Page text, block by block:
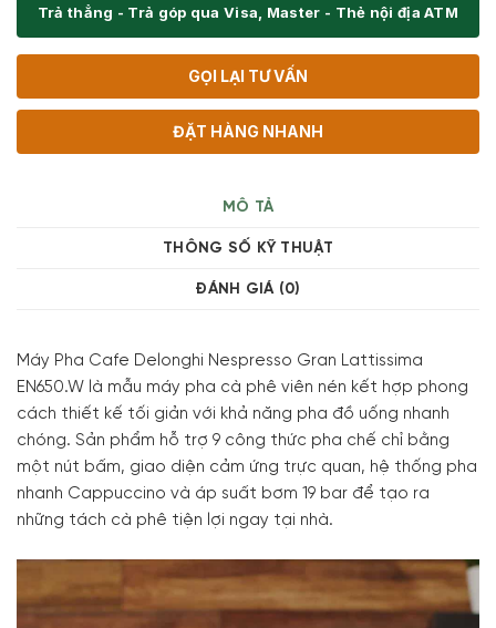
Trả thẳng - Trả góp qua Visa, Master - Thẻ nội địa ATM
GỌI LẠI TƯ VẤN
ĐẶT HÀNG NHANH
MÔ TẢ
THÔNG SỐ KỸ THUẬT
ĐÁNH GIÁ (0)
Máy Pha Cafe Delonghi Nespresso Gran Lattissima
EN650.W là mẫu máy pha cà phê viên nén kết hợp phong
cách thiết kế tối giản với khả năng pha đồ uống nhanh
chóng. Sản phẩm hỗ trợ 9 công thức pha chế chỉ bằng
một nút bấm, giao diện cảm ứng trực quan, hệ thống pha
nhanh Cappuccino và áp suất bơm 19 bar để tạo ra
những tách cà phê tiện lợi ngay tại nhà.